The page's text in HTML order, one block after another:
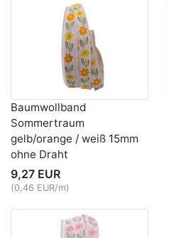
Baumwollband
Sommertraum
gelb/orange / weiß 15mm
ohne Draht
9,27 EUR
(0,46 EUR/m)